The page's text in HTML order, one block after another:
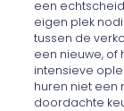
een
eigen plek
tussen de
een nieuwe, of
intensieve
huren niet een
doordachte